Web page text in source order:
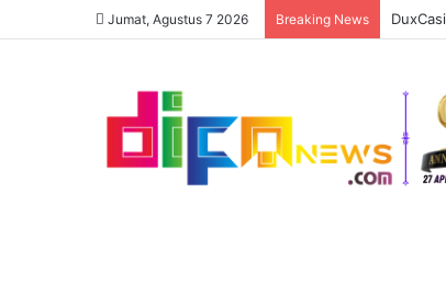
Jumat, Agustus 7 2026 Breaking News